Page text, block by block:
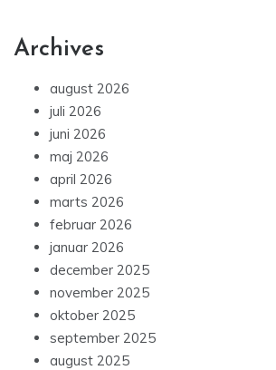
Archives
august 2026
juli 2026
juni 2026
maj 2026
april 2026
marts 2026
februar 2026
januar 2026
december 2025
november 2025
oktober 2025
september 2025
august 2025